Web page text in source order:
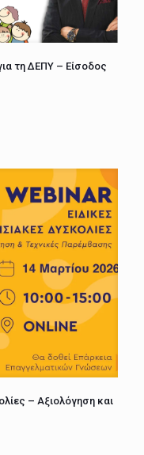
τη ΔΕΠΥ – Είσοδος
– Αξιολόγηση και